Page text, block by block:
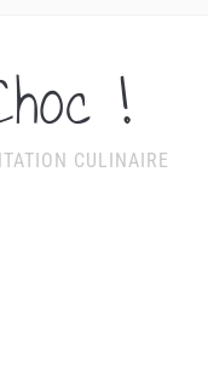
!
CULINAIRE